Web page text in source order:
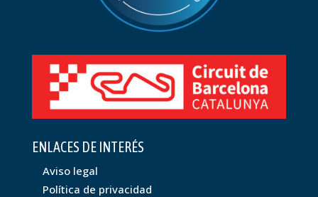
ENLACES DE INTERÉS
Aviso legal
Política de privacidad